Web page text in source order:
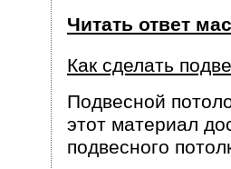
Читать ответ
Как сделать
Подвесной
этот материал
подвесного